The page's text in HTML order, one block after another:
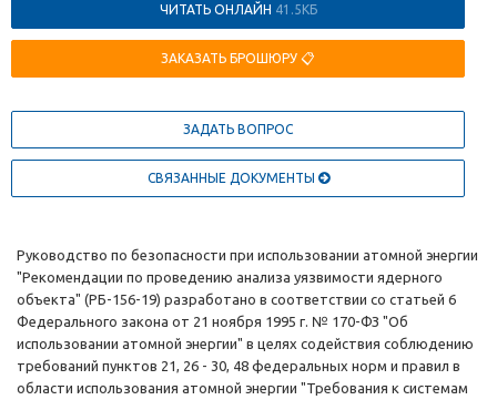
ЧИТАТЬ ОНЛАЙН 41.5КБ
ЗАКАЗАТЬ БРОШЮРУ 📋
ЗАДАТЬ ВОПРОС
СВЯЗАННЫЕ ДОКУМЕНТЫ
Руководство по безопасности при использовании атомной энергии
"Рекомендации по проведению анализа уязвимости ядерного
объекта" (РБ-156-19) разработано в соответствии со статьей 6
Федерального закона от 21 ноября 1995 г. № 170-ФЗ "Об
использовании атомной энергии" в целях содействия соблюдению
требований пунктов 21, 26 - 30, 48 федеральных норм и правил в
области использования атомной энергии "Требования к системам